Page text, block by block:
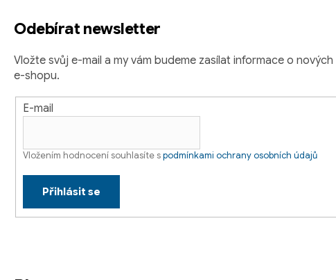
Odebírat newsletter
Vložte svůj e-mail a my vám budeme zasílat informace o
e-shopu.
E-mail
Vložením hodnocení souhlasíte spodmínkami ochrany osobních údajů
Přihlásit se